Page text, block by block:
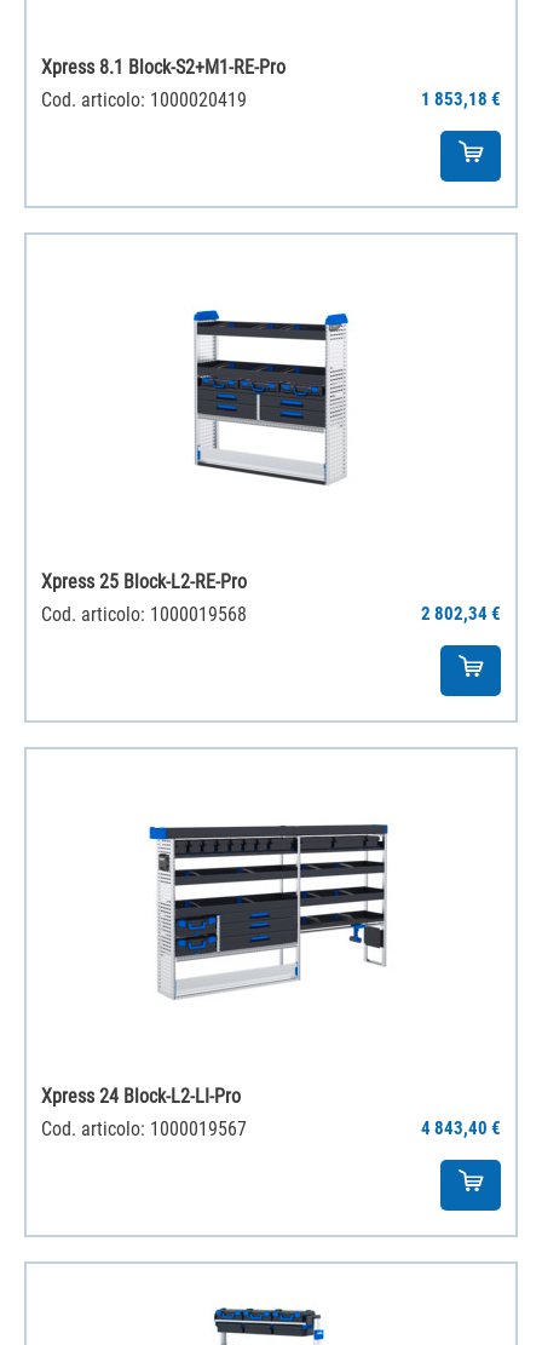
Xpress 8.1 Block-S2+M1-RE-Pro
Cod. articolo: 1000020419
1 853,18 €
Xpress 25 Block-L2-RE-Pro
Cod. articolo: 1000019568
2 802,34 €
Xpress 24 Block-L2-LI-Pro
Cod. articolo: 1000019567
4 843,40 €